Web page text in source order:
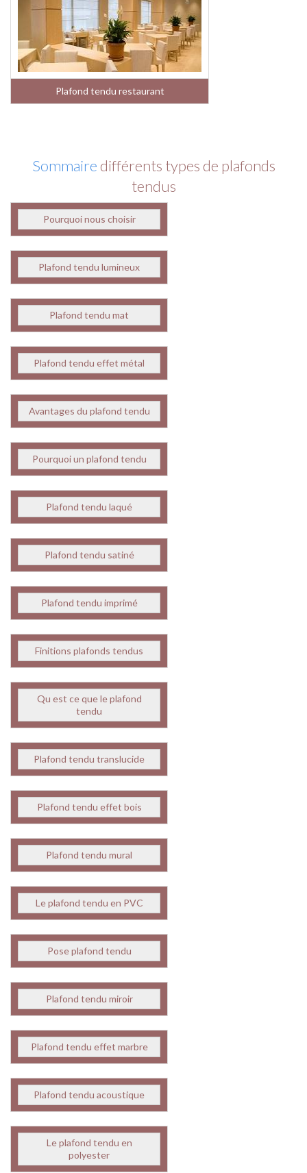
Plafond tendu restaurant
Sommaire différents types de plafonds
tendus
Pourquoi nous choisir
Plafond tendu lumineux
Plafond tendu mat
Plafond tendu effet métal
Avantages du plafond tendu
Pourquoi un plafond tendu
Plafond tendu laqué
Plafond tendu satiné
Plafond tendu imprimé
Finitions plafonds tendus
Qu est ce que le plafond
tendu
Plafond tendu translucide
Plafond tendu effet bois
Plafond tendu mural
Le plafond tendu en PVC
Pose plafond tendu
Plafond tendu miroir
Plafond tendu effet marbre
Plafond tendu acoustique
Le plafond tendu en
polyester